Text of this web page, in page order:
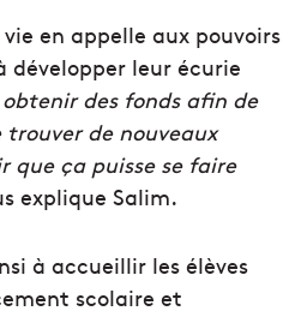
en appelle aux pouvoirs
développer leur écurie
obtenir des fonds afin de
de nouveaux
que ça puisse se faire
explique Salim.
à accueillir les élèves
scolaire et